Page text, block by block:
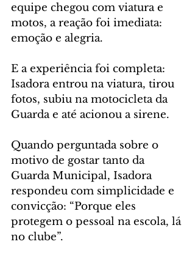
equipe chegou com viatura e
motos, a reação foi imediata:
emoção e alegria.
E a experiência foi completa:
Isadora entrou na viatura, tirou
fotos, subiu na motocicleta da
Guarda e até acionou a sirene.
Quando perguntada sobre o
motivo de gostar tanto da
Guarda Municipal, Isadora
respondeu com simplicidade e
convicção: “Porque eles
protegem o pessoal na escola, lá
no clube”.